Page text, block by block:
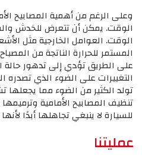
وعلى الرغم من أهمية المصابيح
الوقت. يمكن أن تتعرض للخدش
الوقت. العوامل الخارجية مثل
المستمر للحرارة الناتجة من
على الطريق تؤدي إلى تدهور حالة
التغييرات على الضوء الذي تصدره
تولد الكثير من الضوء مما
تنظيف المصابيح الأمامية
للسيارة لا ينبغي تجاهلها أبدًا
عمليتنا